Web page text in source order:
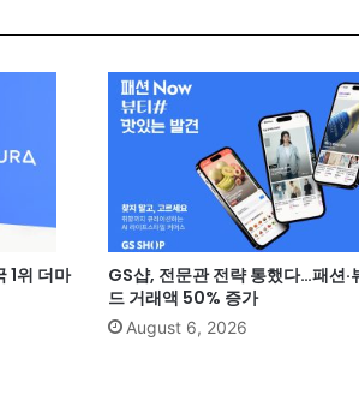
1위 더마
GS샵, 전문관 전략 통했다…패션·
드 거래액 50% 증가
August 6, 2026